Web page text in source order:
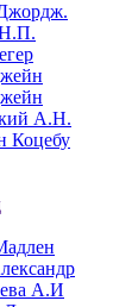
А.Н.
Коцебу
А.И